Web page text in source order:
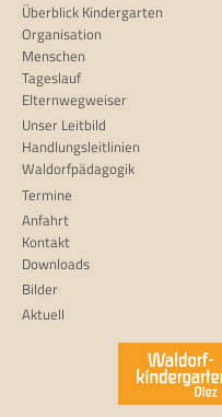
Überblick Kindergarten
Organisation
Menschen
Tageslauf
Elternwegweiser
Unser Leitbild
Handlungsleitlinien
Waldorfpädagogik
Termine
Anfahrt
Kontakt
Downloads
Bilder
Aktuell